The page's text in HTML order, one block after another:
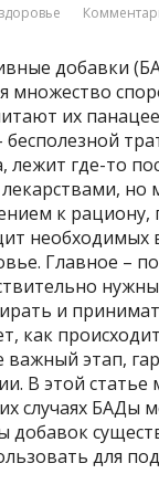
добавки
множество
их
бесполезной
лежит где-то
но
к рациону,
необходимых
Главное –
и
как
важный этап,
В этой статье
случаях БАДы
добавок
для